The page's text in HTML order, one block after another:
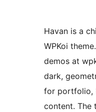
Havan is a
WPKoi
demos at
dark,
for portfolio,
content. The